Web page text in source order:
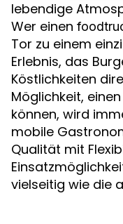
lebendige
Wer einen
Tor zu einem
Erlebnis, das
Köstlichkeiten
Möglichkeit, einen
können, wird
mobile
Qualität mit
vielseitig wie die